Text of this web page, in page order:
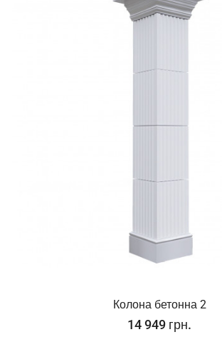
Колона бетонна 2
14 949 грн.